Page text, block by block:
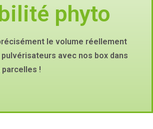
phyto
le volume réellement
avec nos box dans
!